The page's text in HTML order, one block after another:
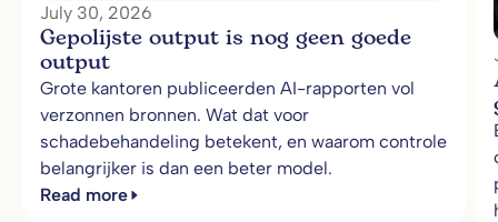
July 30, 2026
Gepolijste output is nog geen goede
output
Grote kantoren publiceerden AI-rapporten vol
verzonnen bronnen. Wat dat voor
schadebehandeling betekent, en waarom controle
belangrijker is dan een beter model.
Read more